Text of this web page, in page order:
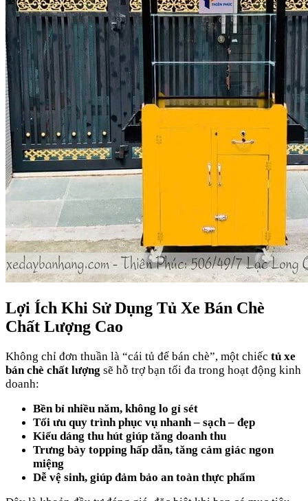
Lợi Ích Khi Sử Dụng Tủ Xe Bán Chè
Chất Lượng Cao
Không chỉ đơn thuần là “cái tủ để bán chè”, một chiếc tủ xe
bán chè chất lượng sẽ hỗ trợ bạn tối đa trong hoạt động kinh
doanh:
Bền bỉ nhiều năm, không lo gỉ sét
Tối ưu quy trình phục vụ nhanh – sạch – đẹp
Kiểu dáng thu hút giúp tăng doanh thu
Trưng bày topping hấp dẫn, tăng cảm giác ngon
miệng
Dễ vệ sinh, giúp đảm bảo an toàn thực phẩm